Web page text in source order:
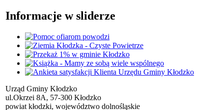
Informacje w sliderze
Urząd Gminy Kłodzko
ul.Okrzei 8A, 57-300 Kłodzko
powiat kłodzki, województwo dolnośląskie